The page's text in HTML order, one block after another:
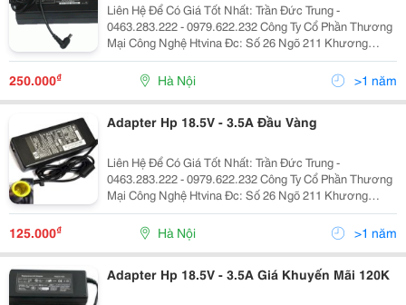
Liên Hệ Để Có Giá Tốt Nhất: Trần Đức Trung -
0463.283.222 - 0979.622.232 Công Ty Cổ Phần Thương
Mại Công Nghệ Htvina Đc: Số 26 Ngõ 211 Khương
Trung &Ndash; Thanh Xuân &Ndash; Hà Nội Yahoo
:Htvinakd3 Http ://Www.sieuthiht.com Trụ Sở Chính:
250.000₫ Hà Nội >1 năm
Adapter Hp 18.5V - 3.5A Đầu Vàng
Liên Hệ Để Có Giá Tốt Nhất: Trần Đức Trung -
0463.283.222 - 0979.622.232 Công Ty Cổ Phần Thương
Mại Công Nghệ Htvina Đc: Số 26 Ngõ 211 Khương
Trung &Ndash; Thanh Xuân &Ndash; Hà Nội Yahoo
:Htvinakd3 Http ://Www.sieuthiht.com Trụ Sở Chính:
125.000₫ Hà Nội >1 năm
Adapter Hp 18.5V - 3.5A Giá Khuyến Mãi 120K